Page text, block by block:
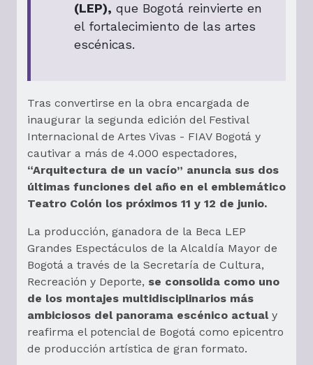
(LEP), que Bogotá reinvierte en
el fortalecimiento de las artes
escénicas.
Tras convertirse en la obra encargada de
inaugurar la segunda edición del Festival
Internacional de Artes Vivas - FIAV Bogotá y
cautivar a más de 4.000 espectadores,
“Arquitectura de un vacío” anuncia sus dos
últimas funciones del año en el emblemático
Teatro Colón los próximos 11 y 12 de junio.
La producción, ganadora de la Beca LEP
Grandes Espectáculos de la Alcaldía Mayor de
Bogotá a través de la Secretaría de Cultura,
Recreación y Deporte, se consolida como uno
de los montajes multidisciplinarios más
ambiciosos del panorama escénico actual y
reafirma el potencial de Bogotá como epicentro
de producción artística de gran formato.